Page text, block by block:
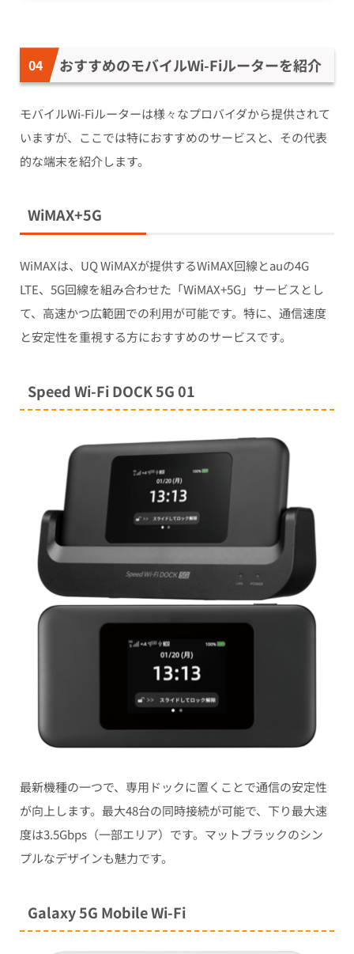
おすすめのモバイルWi-Fiルーターを紹介
モバイルWi-Fiルーターは様々なプロバイダから提供されて
いますが、ここでは特におすすめのサービスと、その代表
的な端末を紹介します。
WiMAX+5G
WiMAXは、UQ WiMAXが提供するWiMAX回線とauの4G
LTE、5G回線を組み合わせた「WiMAX+5G」サービスとし
て、高速かつ広範囲での利用が可能です。特に、通信速度
と安定性を重視する方におすすめのサービスです。
Speed Wi-FiDOCK5G 01
最新機種の一つで、専用ドックに置くことで通信の安定性
が向上します。最大48台の同時接続が可能で、下り最大速
度は3.5Gbps（一部エリア）です。マットブラックのシン
プルなデザインも魅力です。
Galaxy 5G Mobile Wi-Fi